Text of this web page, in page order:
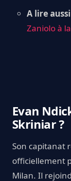
A lire
Zaniolo à
Evan
Skriniar ?
Son capitanat
officiellement
Milan. Il